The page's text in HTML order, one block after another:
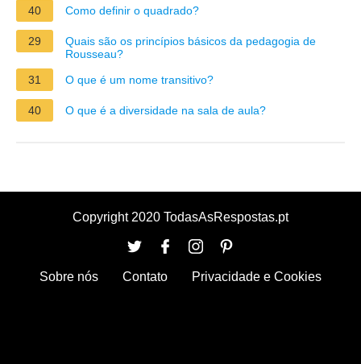
40 Como definir o quadrado?
29
Quais são os princípios básicos da pedagogia de
Rousseau?
31
O que é um nome transitivo?
40 O que é a diversidade na sala de aula?
Copyright 2020 TodasAsRespostas.pt
Sobre nós Contato Privacidade e Cookies